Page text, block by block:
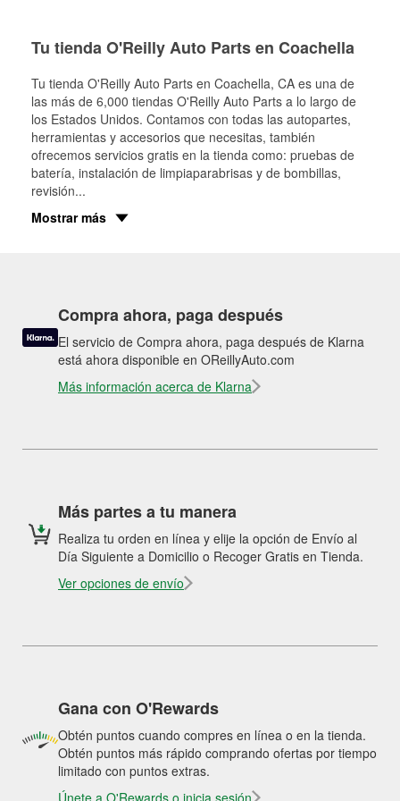
Tu tienda O'Reilly Auto Parts en Coachella
Tu tienda O'Reilly Auto Parts en Coachella, CA es una de
las más de 6,000 tiendas O'Reilly Auto Parts a lo largo de
los Estados Unidos. Contamos con todas las autopartes,
herramientas y accesorios que necesitas, también
ofrecemos servicios gratis en la tienda como: pruebas de
batería, instalación de limpiaparabrisas y de bombillas,
revisión...
Mostrar más
Compra ahora, paga después
El servicio de Compra ahora, paga después de Klarna
está ahora disponible en OReillyAuto.com
Más información acerca de Klarna
Más partes a tu manera
Realiza tu orden en línea y elije la opción de Envío al
Día Siguiente a Domicilio o Recoger Gratis en Tienda.
Ver opciones de envío
Gana con O'Rewards
Obtén puntos cuando compres en línea o en la tienda.
Obtén puntos más rápido comprando ofertas por tiempo
limitado con puntos extras.
Únete a O'Rewards o inicia sesión